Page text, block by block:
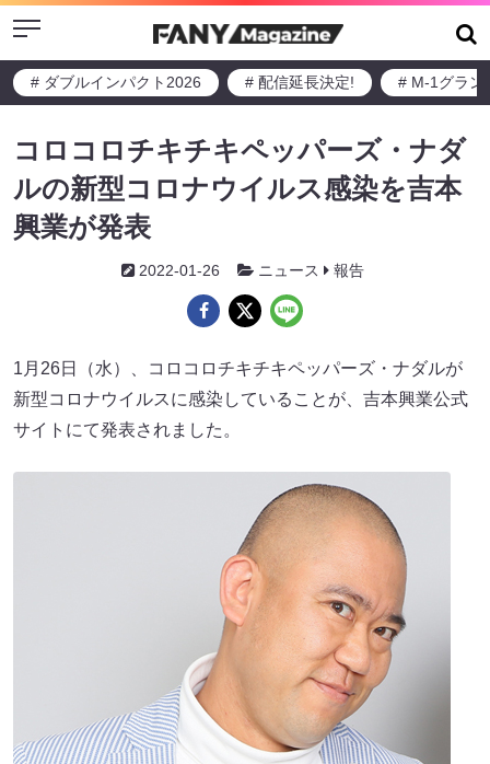
Menu
# ダブルインパクト2026 # 配信延長決定! # M-1グラン
コロコロチキチキペッパーズ・ナダ
ルの新型コロナウイルス感染を吉本
興業が発表
2022-01-26 ニュース 報告
1月26日（水）、コロコロチキチキペッパーズ・ナダルが
新型コロナウイルスに感染していることが、吉本興業公式
サイトにて発表されました。